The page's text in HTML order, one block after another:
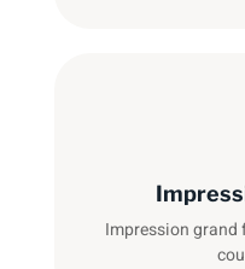
Impression grand